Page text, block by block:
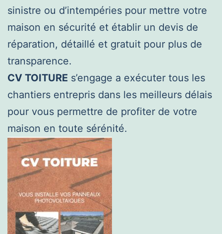
sinistre ou d’intempéries pour mettre votre
maison en sécurité et établir un devis de
réparation, détaillé et gratuit pour plus de
transparence.
CV TOITURE s’engage a exécuter tous les
chantiers entrepris dans les meilleurs délais
pour vous permettre de profiter de votre
maison en toute sérénité.